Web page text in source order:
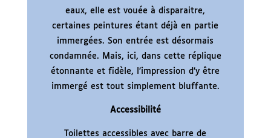
eaux, elle est vouée à disparaitre,
certaines peintures étant déjà en partie
immergées. Son entrée est désormais
condamnée. Mais, ici, dans cette réplique
étonnante et fidèle, l’impression d’y être
immergé est tout simplement bluffante.
Accessibilité
Toilettes accessibles avec barre de